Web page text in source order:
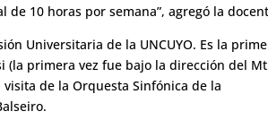
10 horas por semana”, agregó la
Universitaria de la UNCUYO. Es la
(la primera vez fue bajo la dirección del
de la Orquesta Sinfónica de la